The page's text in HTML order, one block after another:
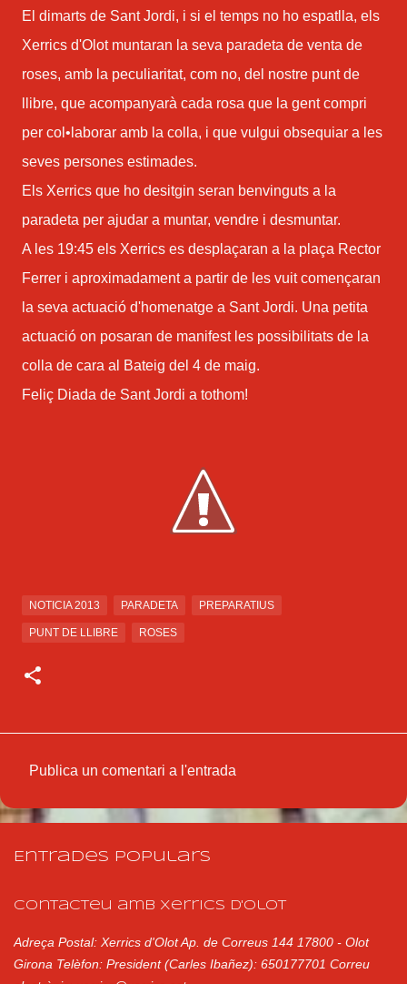
El dimarts de Sant Jordi, i si el temps no ho espatlla, els
Xerrics d'Olot muntaran la seva paradeta de venta de
roses, amb la peculiaritat, com no, del nostre punt de
llibre, que acompanyarà cada rosa que la gent compri
per col•laborar amb la colla, i que vulgui obsequiar a les
seves persones estimades.
Els Xerrics que ho desitgin seran benvinguts a la
paradeta per ajudar a muntar, vendre i desmuntar.
A les 19:45 els Xerrics es desplaçaran a la plaça Rector
Ferrer i aproximadament a partir de les vuit començaran
la seva actuació d'homenatge a Sant Jordi. Una petita
actuació on posaran de manifest les possibilitats de la
colla de cara al Bateig del 4 de maig.
Feliç Diada de Sant Jordi a tothom!
NOTICIA 2013 PARADETA PREPARATIUS
PUNT DE LLIBRE ROSES
o
a
r
Publica un comentari a l'entrada
Entrades populars
Contacteu amb Xerrics d'Olot
Adreça Postal: Xerrics d'Olot Ap. de Correus 144 17800 - Olot
Girona Telèfon: President (Carles Ibañez): 650177701 Correu